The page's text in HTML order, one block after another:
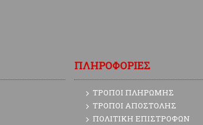
ΠΛΗΡΟΦΟΡΙΕΣ
ΤΡΟΠΟΙ ΠΛΗΡΩΜΗΣ
ΤΡΟΠΟΙ ΑΠΟΣΤΟΛΗΣ
ΠΟΛΙΤΙΚΗ ΕΠΙΣΤΡΟΦΩΝ